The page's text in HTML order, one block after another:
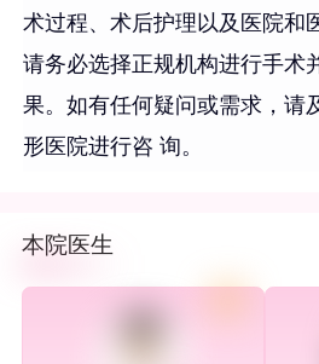
术过程、术后护理以及医院和
请务必选择正规机构进行手术
果。如有任何疑问或需求，请
形医院进行咨 询。
本院医生